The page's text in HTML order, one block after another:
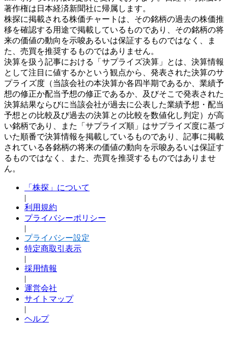
著作権は日本経済新聞社に帰属します。
株探に掲載される株価チャートは、その銘柄の過去の株価推
移を確認する用途で掲載しているものであり、その銘柄の将
来の価値の動向を示唆あるいは保証するものではなく、ま
た、売買を推奨するものではありません。
決算を扱う記事における「サプライズ決算」とは、決算情報
として注目に値するかという観点から、発表された決算のサ
プライズ度（当該会社の本決算か各四半期であるか、業績予
想の修正か配当予想の修正であるか、及びそこで発表された
決算結果ならびに当該会社が過去に公表した業績予想・配当
予想との比較及び過去の決算との比較を数値化し判定）が高
い銘柄であり、また「サプライズ順」はサプライズ度に基づ
いた順番で決算情報を掲載しているものであり、記事に掲載
されている各銘柄の将来の価値の動向を示唆あるいは保証す
るものではなく、また、売買を推奨するものではありませ
ん。
「株探」について
|
利用規約
プライバシーポリシー
|
プライバシー設定
特定商取引表示
|
採用情報
|
運営会社
サイトマップ
|
ヘルプ